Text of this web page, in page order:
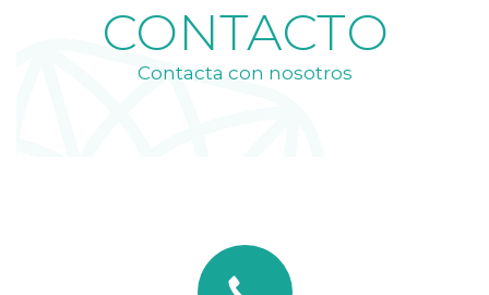
CONTACTO
Contacta con nosotros